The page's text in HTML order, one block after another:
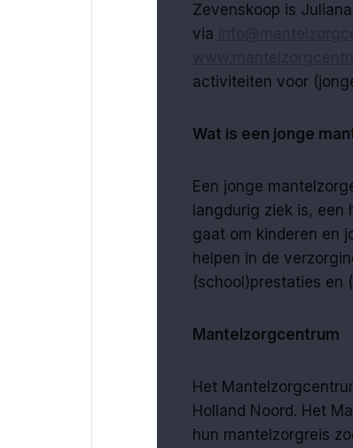
Zevenskoop is
via
activiteiten voor
Wat is een jonge
Een jonge
langdurig ziek is,
gaat om kinderen en
helpen in de
(school)prestaties en
Mantelzorgcentrum
Het
Holland Noord. Het
hun mantelzorgreis